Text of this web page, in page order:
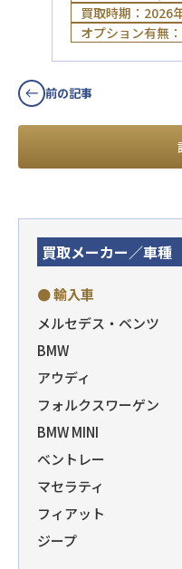
買取時期：2026
オプション有無
前の記事
買取メーカー／車種
● 輸入車
メルセデス・ベンツ
BMW
アウディ
フォルクスワーゲン
BMW MINI
ベントレー
マセラティ
フィアット
ジープ